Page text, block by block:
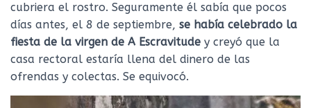
cubriera el rostro. Seguramente él sabía que pocos
días antes, el 8 de septiembre, se había celebrado la
fiesta de la virgen de A Escravitude y creyó que la
casa rectoral estaría llena del dinero de las
ofrendas y colectas. Se equivocó.